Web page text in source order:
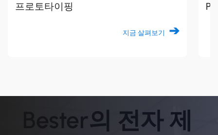
프로토타이핑
지금 살펴보기
Bester의 전자 제